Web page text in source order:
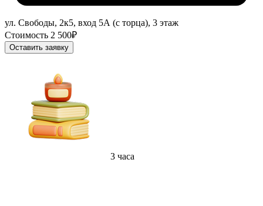
ул. Свободы, 2к5, вход 5А (с торца), 3 этаж
Стоимость 2 500₽
Оставить заявку
3 часа